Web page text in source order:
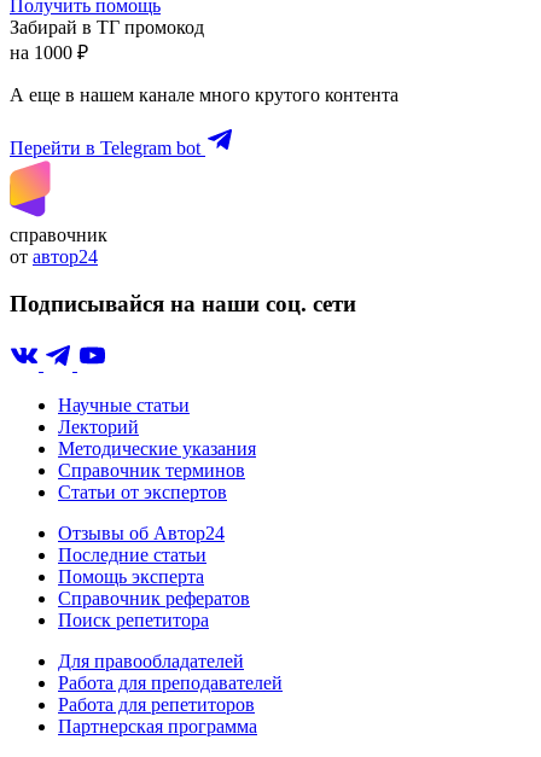
Получить помощь
Забирай в ТГ промокод
на 1000 ₽
А еще в нашем канале много крутого контента
Перейти в Telegram bot
справочник
от автор24
Подписывайся на наши соц. сети
Научные статьи
Лекторий
Методические указания
Справочник терминов
Статьи от экспертов
Отзывы об Автор24
Последние статьи
Помощь эксперта
Справочник рефератов
Поиск репетитора
Для правообладателей
Работа для преподавателей
Работа для репетиторов
Партнерская программа